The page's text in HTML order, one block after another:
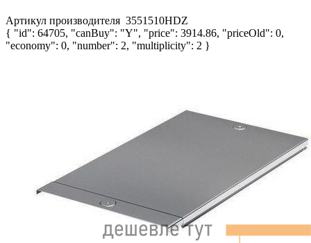
Артикул производителя 3551510HDZ
{ "id": 64705, "canBuy": "Y", "price": 3914.86, "priceOld": 0,
"economy": 0, "number": 2, "multiplicity": 2 }